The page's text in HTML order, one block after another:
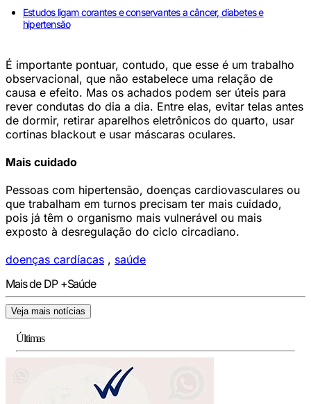
Estudos ligam corantes e conservantes a câncer, diabetes e
hipertensão
É importante pontuar, contudo, que esse é um trabalho
observacional, que não estabelece uma relação de
causa e efeito. Mas os achados podem ser úteis para
rever condutas do dia a dia. Entre elas, evitar telas antes
de dormir, retirar aparelhos eletrônicos do quarto, usar
cortinas blackout e usar máscaras oculares.
Mais cuidado
Pessoas com hipertensão, doenças cardiovasculares ou
que trabalham em turnos precisam ter mais cuidado,
pois já têm o organismo mais vulnerável ou mais
exposto à desregulação do ciclo circadiano.
doenças cardíacas , saúde
Mais de DP +Saúde
Veja mais notícias
Últimas